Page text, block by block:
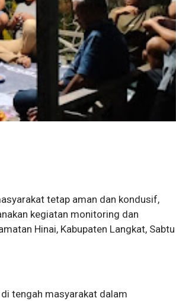
tetap aman dan kondusif,
kegiatan monitoring dan
Hinai, Kabupaten Langkat, Sabtu
tengah masyarakat dalam